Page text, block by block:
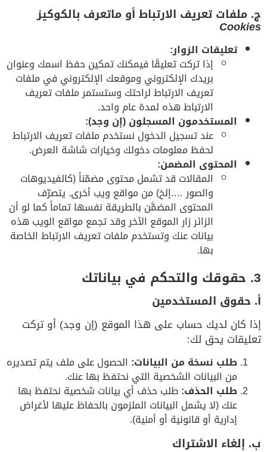
ج. ملفات تعريف الارتباط أو ماتعرف بالكوكيز
Cookies
تعليقات الزوار:
إذا تركت تعليقًا فيمكنك تمكين حفظ اسمك وعنوان
بريدك الإلكتروني وموقعك الإلكتروني في ملفات
تعريف الارتباط لراحتك وستستمر ملفات تعريف
الارتباط هذه لمدة عام واحد.
المستخدمون المسجلون (إن وجد):
عند تسجيل الدخول نستخدم ملفات تعريف الارتباط
لحفظ معلومات دخولك وخيارات شاشة العرض.
المحتوى المضمن:
المقالات قد تشمل محتوى مضمّناً (كالفيديوهات
والصور ….إلخ) من مواقع ويب أخرى. يتصرّف
المحتوى المضمَّن بالطريقة نفسها تماماً كما لو أن
الزائر زار الموقع الآخر وقد تجمع مواقع الويب هذه
بيانات عنك وتستخدم ملفات تعريف الارتباط الخاصة
بها.
3. حقوقك والتحكم في بياناتك
أ. حقوق المستخدمين
إذا كان لديك حساب على هذا الموقع (إن وجد) أو تركت
تعليقات يحق لك:
طلب نسخة من البيانات: الحصول على ملف يتم تصديره
من البيانات الشخصية التي نحتفظ بها عنك.
طلب الحذف:طلب حذف أي بيانات شخصية نحتفظ بها
عنك (لا يشمل البيانات الملزمون بالحفاظ عليها لأغراض
إدارية أو قانونية أو أمنية).
ب. إلغاء الاشتراك